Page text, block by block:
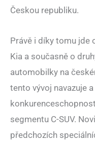
Českou republiku.
Právě i díky tomu jde
Kia a současně o
automobilky na
tento vývoj navazuje
segmentu C-SUV.
předchozích